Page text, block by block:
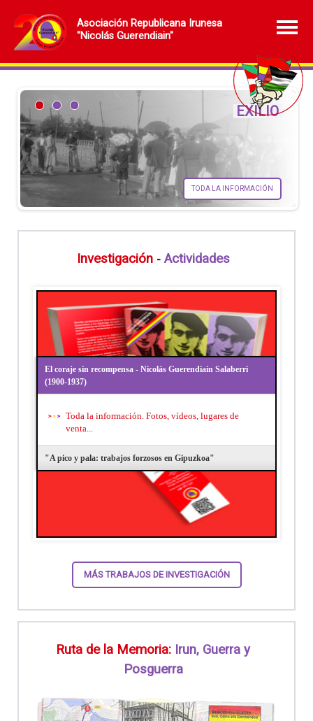
Asociación Republicana Irunesa
"Nicolás Guerendiain"
EXILIO
TODA LA INFORMACIÓN
Ruta de la Memoria: Irun, Guerra y
Posguerra
Investigación - Actividades
El coraje sin recompensa - Nicolás Guerendiain Salaberri
(1900-1937)
Toda la información. Fotos, vídeos, lugares de
venta...
"A pico y pala: trabajos forzosos en Gipuzkoa"
MÁS TRABAJOS DE INVESTIGACIÓN